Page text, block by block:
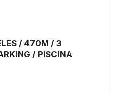
/ 470M / 3
/ PISCINA